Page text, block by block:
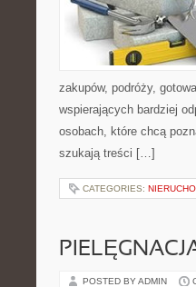
zakupów, podróży,
wspierających bardziej
osobach, które chcą
szukają treści […]
CATEGORIES:
POSTED BY ADMIN